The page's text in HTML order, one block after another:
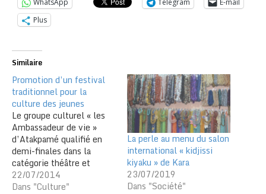
WhatsApp Telegram
E-mail
Plus
Similaire
Promotion d’un festival
traditionnel pour la
culture des jeunes
Le groupe culturel « les
Ambassadeur de vie »
d’Atakpamé qualifié en
demi-finales dans la
catégorie théâtre et
danses modernes et ceux
Evala de Kara et «
22/07/2014
Dans "Culture"
La perle au menu du salon
international « kidjissi
kiyaku » de Kara
23/07/2019
Dans "Société"